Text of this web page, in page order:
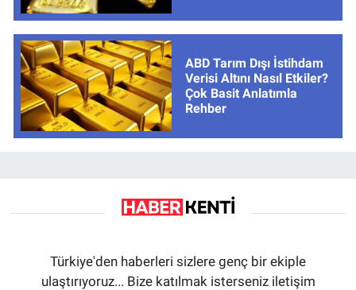
ABD Tarım Dışı İstihdam
Verisi Altını Nasıl Etkiler?
Çok Basit Anlatımla
Rehber
Türkiye'den haberleri sizlere genç bir ekiple
ulaştırıyoruz... Bize katılmak isterseniz iletişim